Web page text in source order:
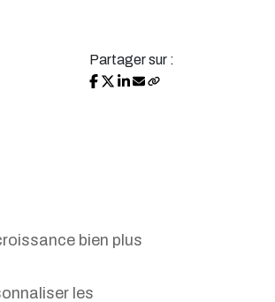
Partager sur :
bien plus
les